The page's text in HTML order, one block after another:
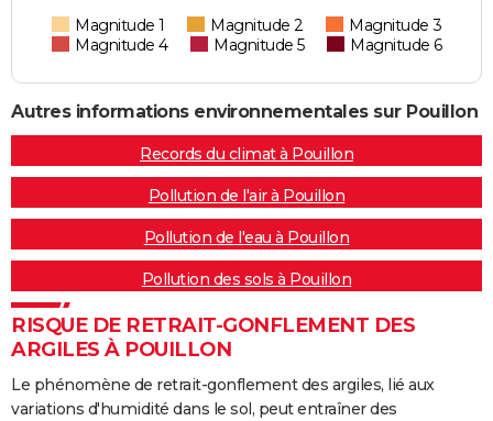
Magnitude 1 Magnitude 2
Magnitude 3
Magnitude 4
Magnitude 5 Magnitude 6
Autres informations environnementales sur Pouillon
Records du climat à Pouillon
Pollution de l'air à Pouillon
Pollution de l'eau à Pouillon
Pollution des sols à Pouillon
RISQUE DE RETRAIT-GONFLEMENT DES
ARGILES À POUILLON
Le phénomène de retrait-gonflement des argiles, lié aux
variations d'humidité dans le sol, peut entraîner des